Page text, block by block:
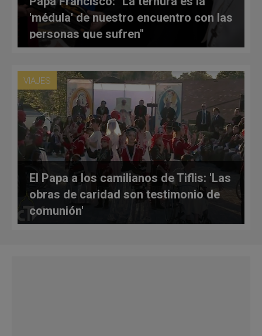
'médula' de nuestro encuentro con las
personas que sufren"
VIAJES
El Papa a los camilianos de Tiflis: 'Las
obras de caridad son testimonio de
comunión'